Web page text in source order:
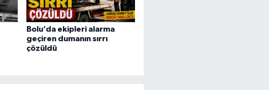
Bolu’da ekipleri alarma
geçiren dumanın sırrı
çözüldü